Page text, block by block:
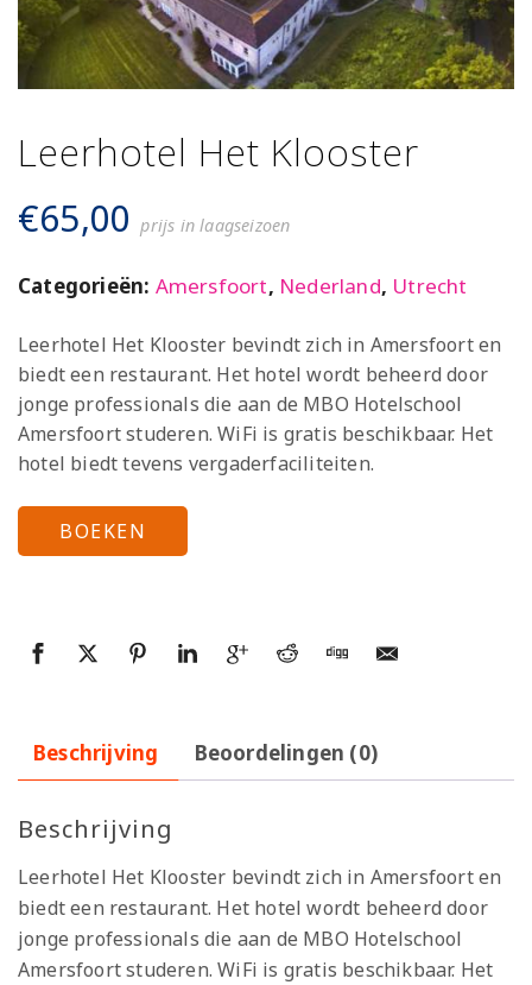
Leerhotel Het Klooster
€65,00 prijs in laagseizoen
Categorieën: Amersfoort, Nederland, Utrecht
Leerhotel Het Klooster bevindt zich in Amersfoort en
biedt een restaurant. Het hotel wordt beheerd door
jonge professionals die aan de MBO Hotelschool
Amersfoort studeren. WiFi is gratis beschikbaar. Het
hotel biedt tevens vergaderfaciliteiten.
BOEKEN
Beschrijving Beoordelingen (0)
Beschrijving
Leerhotel Het Klooster bevindt zich in Amersfoort en
biedt een restaurant. Het hotel wordt beheerd door
jonge professionals die aan de MBO Hotelschool
Amersfoort studeren. WiFi is gratis beschikbaar. Het